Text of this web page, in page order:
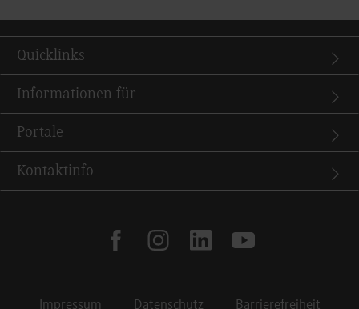
Quicklinks
Informationen für
Portale
Kontaktinfo
facebookinstagramlinkedin youtube